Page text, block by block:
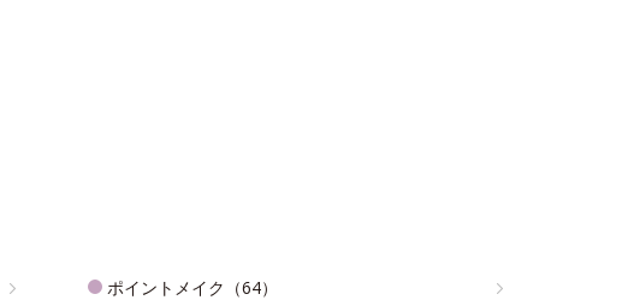
ポイントメイク（64）